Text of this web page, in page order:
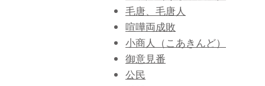
毛唐、毛唐人
喧嘩両成敗
小商人（こあきんど）
御意見番
公民